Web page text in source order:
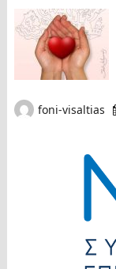
foni-visaltias